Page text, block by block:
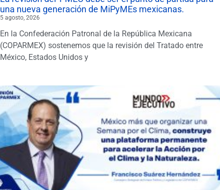
una nueva generación de MiPyMEs mexicanas.
5 agosto, 2026
En la Confederación Patronal de la República Mexicana
(COPARMEX) sostenemos que la revisión del Tratado entre
México, Estados Unidos y